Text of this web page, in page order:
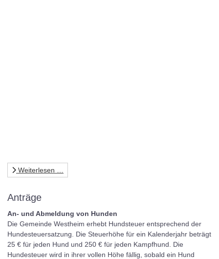
Weiterlesen …
Anträge
An- und Abmeldung von Hunden
Die Gemeinde Westheim erhebt Hundsteuer entsprechend der
Hundesteuersatzung. Die Steuerhöhe für ein Kalenderjahr beträgt
25 € für jeden Hund und 250 € für jeden Kampfhund. Die
Hundesteuer wird in ihrer vollen Höhe fällig, sobald ein Hund